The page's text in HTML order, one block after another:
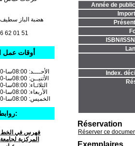
Année de
ISBN/
Index.
Réservation
Réserver ce
Exemplaires
19000 هضبة الباز سطيف
62 01 51
أوقات عمل
الأحــــد: 08:00سا-15:30سا
الأثنيــن: 08:00سا-15:30سا
الثلاثـاء: 08:00سا-15:30سا
الأربعاء: 08:00سا-15:30سا
الخميس: 08:00سا-15:30سا
روابط مهمة:
فهرس في الخط
المركزية